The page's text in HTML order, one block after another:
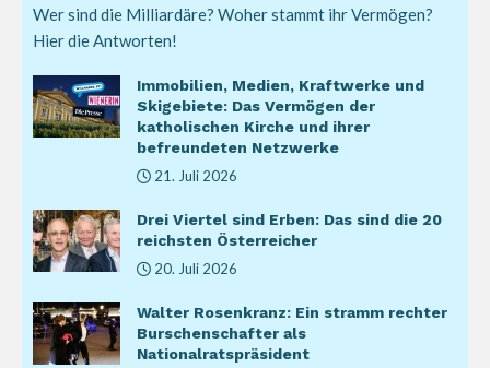
Wer sind die Milliardäre? Woher stammt ihr Vermögen?
Hier die Antworten!
Immobilien, Medien, Kraftwerke und
Skigebiete: Das Vermögen der
katholischen Kirche und ihrer
befreundeten Netzwerke
21. Juli 2026
Drei Viertel sind Erben: Das sind die 20
reichsten Österreicher
20. Juli 2026
Walter Rosenkranz: Ein stramm rechter
Burschenschafter als
Nationalratspräsident